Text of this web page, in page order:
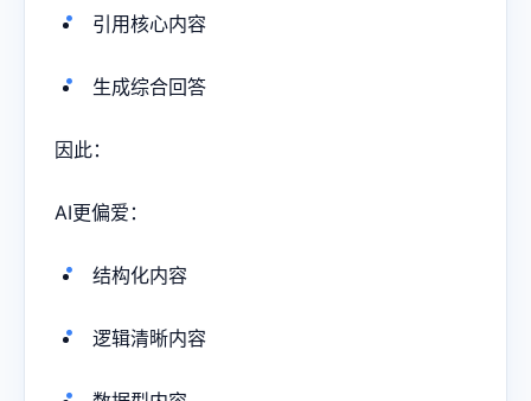
引用核心内容
生成综合回答
因此：
AI更偏爱：
结构化内容
逻辑清晰内容